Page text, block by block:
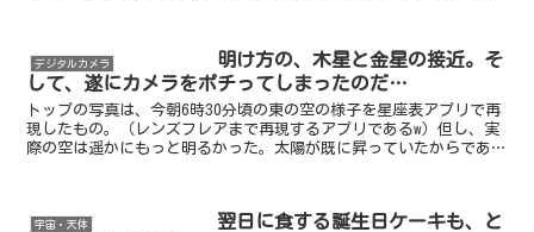
デジタルカメラ
明け方の、木星と金星の接近。そ
して、遂にカメラをポチってしまったのだ…
トップの写真は、今朝6時30分頃の東の空の様子を星座表アプリで再
現したもの。（レンズフレアまで再現するアプリであるw）但し、実
際の空は遥かにもっと明るかった。太陽が既に昇っていたからであ
宇宙・天体
翌日に食する誕生日ケーキも、と